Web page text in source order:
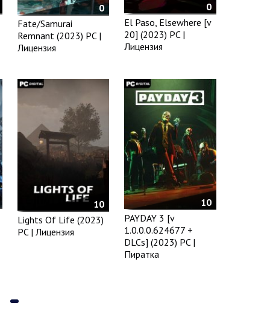
0
Fate/Samurai
Remnant (2023) PC |
Лицензия
0
El Paso, Elsewhere [v
20] (2023) PC |
Лицензия
10
Lights Of Life (2023)
PC | Лицензия
10
PAYDAY 3 [v
1.0.0.0.624677 +
DLCs] (2023) PC |
Пиратка